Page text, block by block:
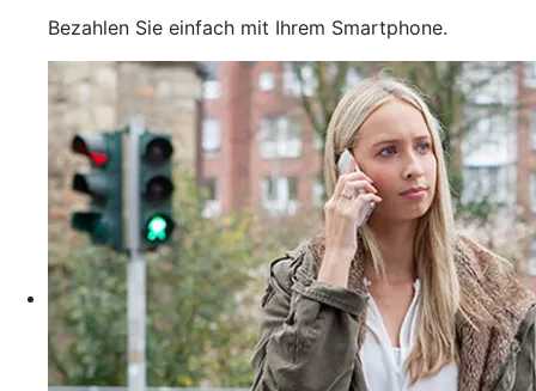
Bezahlen Sie einfach mit Ihrem Smartphone.